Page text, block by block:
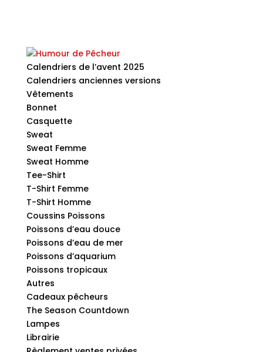
Calendriers de l’avent 2025
Calendriers anciennes versions
Vêtements
Bonnet
Casquette
Sweat
Sweat Femme
Sweat Homme
Tee-Shirt
T-Shirt Femme
T-Shirt Homme
Coussins Poissons
Poissons d’eau douce
Poissons d’eau de mer
Poissons d’aquarium
Poissons tropicaux
Autres
Cadeaux pêcheurs
The Season Countdown
Lampes
Librairie